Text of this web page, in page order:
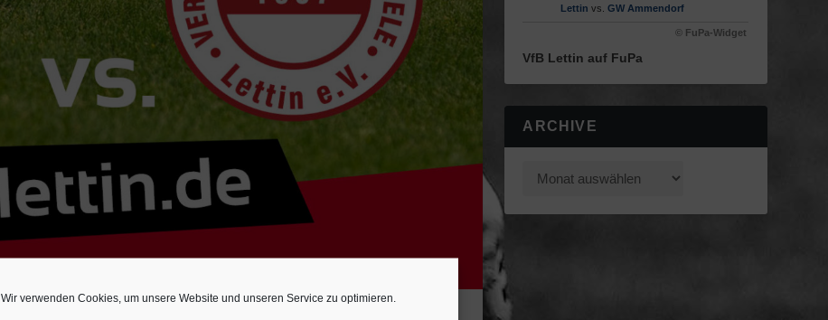
Wir verwenden Cookies, um unsere Website und unseren Service zu optimieren.
Lettin vs.GW Ammendorf
© FuPa-Widget
VfB Lettin auf FuPa
ARCHIVE